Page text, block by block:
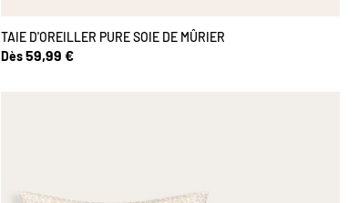
TAIE D'OREILLER PURE SOIE DE MÛRIER
Dès59,99 €